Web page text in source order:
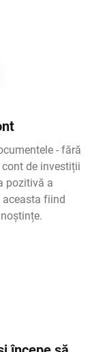
- fără
de investiții
pozitivă a
fiind